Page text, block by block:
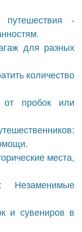
путешествия -
для разных
количество
от пробок или
места,
Незаменимые
и сувениров в